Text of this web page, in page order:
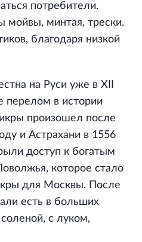
потребители.
мойвы, минтая, трески.
благодаря низкой
на Руси уже в XII
перелом в истории
произошел после
и Астрахани в 1556
доступ к богатым
которое стало
для Москвы. После
есть в больших
с луком,